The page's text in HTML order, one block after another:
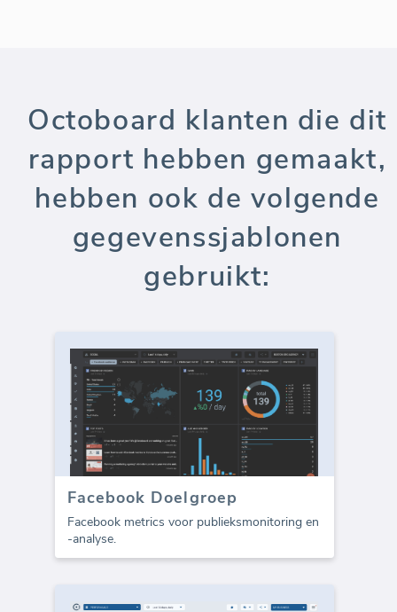
Octoboard klanten die dit
rapport hebben gemaakt,
hebben ook de volgende
gegevenssjablonen
gebruikt:
Facebook Doelgroep
Facebook metrics voor publieksmonitoring en
-analyse.